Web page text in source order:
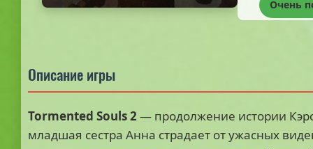
Очень
Описание игры
Tormented Souls 2— продолжение истории
младшая сестра Анна страдает от ужасных